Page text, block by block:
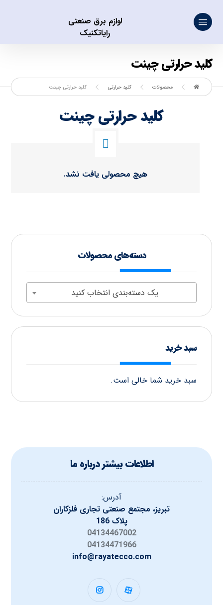
لوازم برق صنعتی
رایاتکنیک
کلید حرارتی چینت
محصولات کلید حرارتی کلید حرارتی چینت
کلید حرارتی چینت
هیچ محصولی یافت نشد.
دسته‌های محصولات
یک دسته‌بندی انتخاب کنید
سبد خرید
سبد خرید شما خالی است.
اطلاعات بیشتر درباره ما
آدرس:
تبریز، مجتمع صنعتی تجاری فلزکاران
پلاک 186
04134467002
04134471966
info@rayatecco.com